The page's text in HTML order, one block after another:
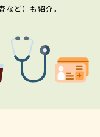
ど）も紹介。